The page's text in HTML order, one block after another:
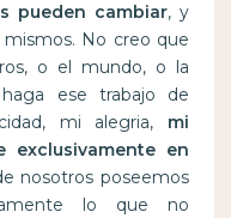
pueden cambiar, y
No creo que
o el mundo, o la
ese trabajo de
mi alegria, mi
exclusivamente en
nosotros poseemos
lo que no